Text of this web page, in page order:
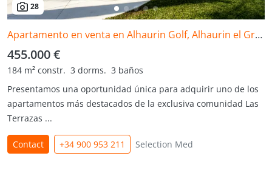
28
Apartamento en venta en Alhaurin Golf, Alhaurin el Grande
455.000 €
184 m² constr. 3 dorms. 3 baños
Presentamos una oportunidad única para adquirir uno de los
apartamentos más destacados de la exclusiva comunidad Las
Terrazas ...
Contact +34 900 953 211 Selection Med